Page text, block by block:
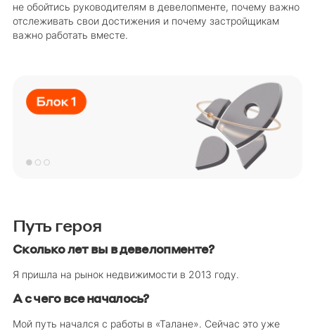
не обойтись руководителям в девелопменте, почему важно
отслеживать свои достижения и почему застройщикам
важно работать вместе.
Путь героя
Сколько лет вы в девелопменте?
Я пришла на рынок недвижимости в 2013 году.
А с чего все началось?
Мой путь начался с работы в «Талане». Сейчас это уже